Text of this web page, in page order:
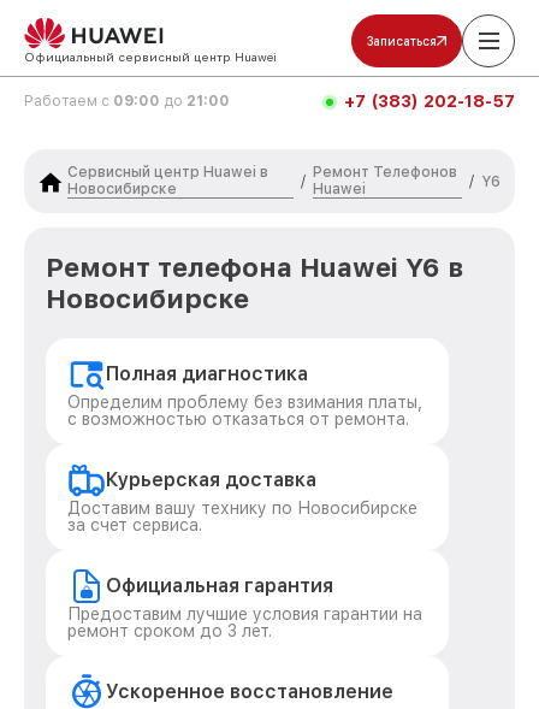
Официальный сервисный центр Huawei
Записаться
Работаем с 09:00 до 21:00 +7 (383) 202-18-57
Сервисный центр Huawei в
Новосибирске
/
Ремонт Телефонов
Huawei
/ Y6
Ремонт телефона Huawei Y6 в
Новосибирске
Полная диагностика
Определим проблему без взимания платы,
с возможностью отказаться от ремонта.
Курьерская доставка
Доставим вашу технику по Новосибирске
за счет сервиса.
Официальная гарантия
Предоставим лучшие условия гарантии на
ремонт сроком до 3 лет.
Ускоренное восстановление